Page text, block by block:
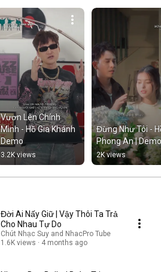
Vươn Lên Chính
Mình - Hồ Gia Khánh
Demo
3.2K views
Đừng Như Tôi -
Phong An | Demo
2K views
Đời Ai Nấy Giữ | Vậy Thôi Ta Trả
Cho Nhau Tự Do
Chút Nhạc Suy and NhacPro Tube
1.6K views
4 months ago